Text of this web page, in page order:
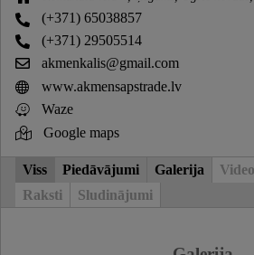
(+371) 65038857
(+371) 29505514
akmenkalis@gmail.com
www.akmensapstrade.lv
Waze
Google maps
Viss Piedāvājumi Galerija Video
Raksti
Sludinājumi